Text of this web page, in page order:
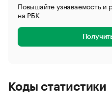
Повышайте узнаваемость и
на РБК
Коды статистики